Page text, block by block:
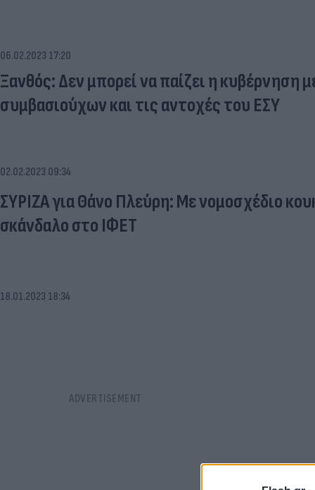
06.02.2023 17:20
Ξανθός: Δεν μπορεί να παίζει η κυβέρνηση
συμβασιούχων και τις αντοχές του ΕΣΥ
02.02.2023 09:34
ΣΥΡΙΖΑ για Θάνο Πλεύρη: Με νομοσχέδιο
σκάνδαλο στο ΙΦΕΤ
18.01.2023 18:34